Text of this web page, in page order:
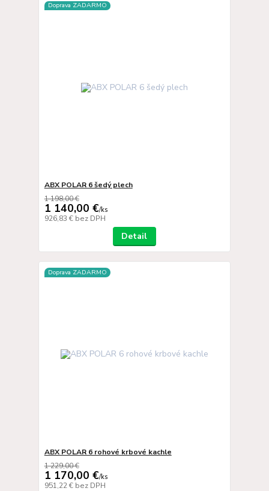
Doprava ZADARMO
ABX POLAR 6 šedý plech
1 198,00 €
1 140,00 €/ks
926,83 € bez DPH
Detail
Doprava ZADARMO
ABX POLAR 6 rohové krbové kachle
1 229,00 €
1 170,00 €/ks
951,22 € bez DPH